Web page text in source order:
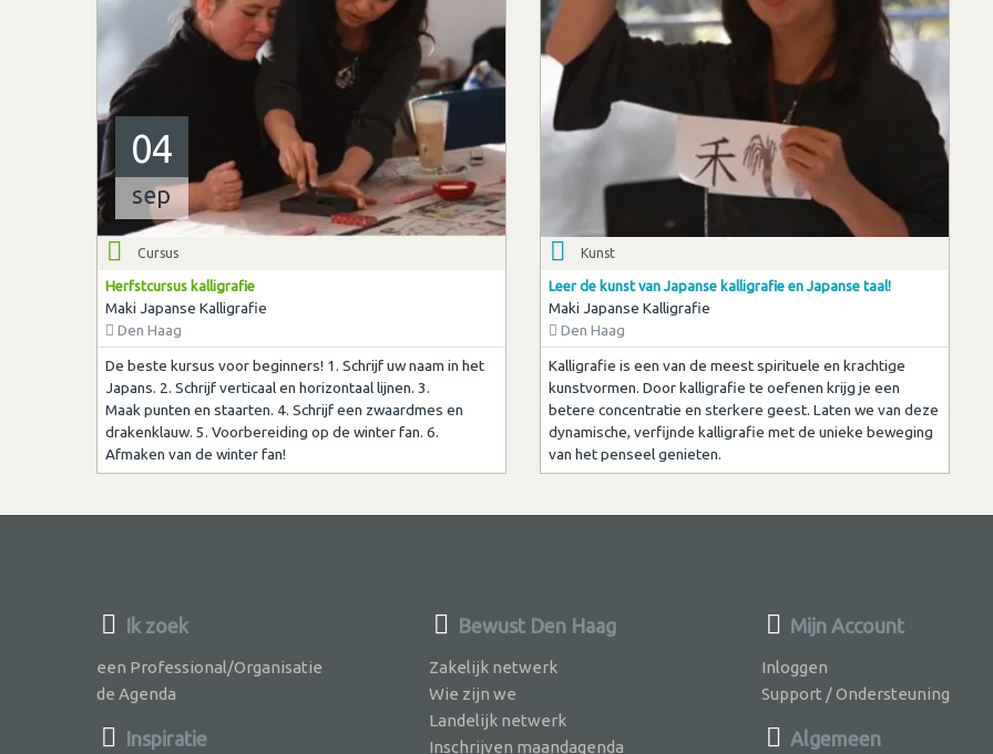
04
sep
Cursus
Herfstcursus kalligrafie
Maki Japanse Kalligrafie
Den Haag
De beste kursus voor beginners! 1. Schrijf uw naam in het
Japans. 2. Schrijf verticaal en horizontaal lijnen. 3.
Maak punten en staarten. 4. Schrijf een zwaardmes en
drakenklauw. 5. Voorbereiding op de winter fan. 6.
Afmaken van de winter fan!
Kunst
Leer de kunst van Japanse kalligrafie en Japanse taal!
Maki Japanse Kalligrafie
Den Haag
Kalligrafie is een van de meest spirituele en krachtige
kunstvormen. Door kalligrafie te oefenen krijg je een
betere concentratie en sterkere geest. Laten we van deze
dynamische, verfijnde kalligrafie met de unieke beweging
van het penseel genieten.
Ik zoek
een Professional/Organisatie
de Agenda
Inspiratie
Bewust Den Haag
Zakelijk netwerk
Wie zijn we
Landelijk netwerk
Inschrijven maandagenda
Mijn Account
Inloggen
Support / Ondersteuning
Algemeen